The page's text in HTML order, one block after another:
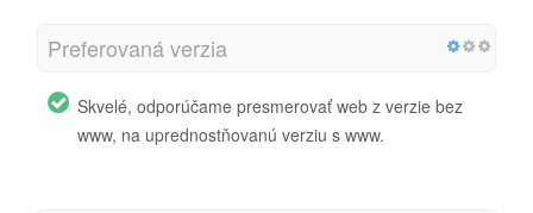
Preferovaná verzia
Skvelé, odporúčame presmerovať web z verzie bez
www, na uprednostňovanú verziu s www.